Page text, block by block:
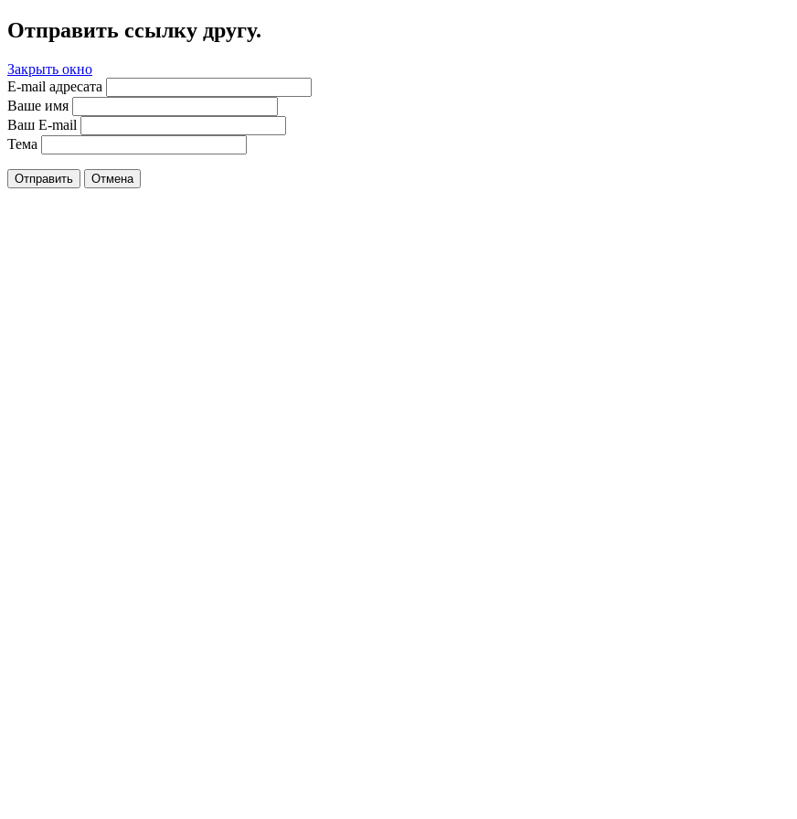
Отправить ссылку другу.
Закрыть окно
E-mail адресата
Ваше имя
Ваш E-mail
Тема
Отправить Отмена